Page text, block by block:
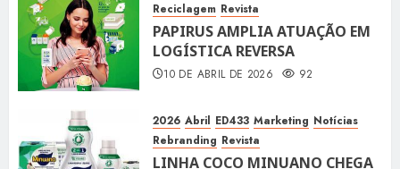
Reciclagem Revista
PAPIRUS AMPLIA ATUAÇÃO EM
LOGÍSTICA REVERSA
10 DE ABRIL DE 2026 92
2026 Abril ED433 Marketing Notícias
Rebranding Revista
LINHA COCO MINUANO CHEGA